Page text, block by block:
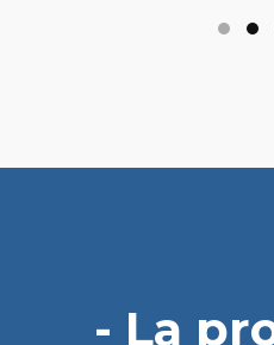
- La